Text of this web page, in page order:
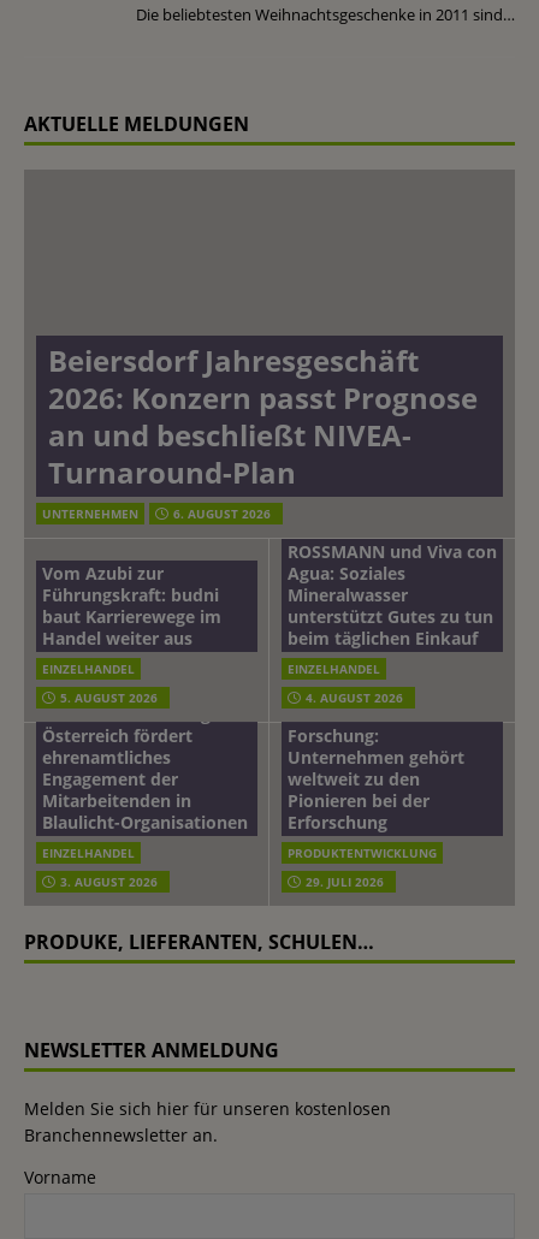
Die beliebtesten Weihnachtsgeschenke in 2011 sind…
AKTUELLE MELDUNGEN
Beiersdorf Jahresgeschäft
2026: Konzern passt Prognose
an und beschließt NIVEA-
Turnaround-Plan
UNTERNEHMEN 6. AUGUST 2026
Vom Azubi zur
Führungskraft: budni
baut Karrierewege im
Handel weiter aus
EINZELHANDEL
5. AUGUST 2026
ROSSMANN und Viva con
Agua: Soziales
Mineralwasser
unterstützt Gutes zu tun
beim täglichen Einkauf
EINZELHANDEL
4. AUGUST 2026
mehr vom leben tag: dm
Österreich fördert
ehrenamtliches
Engagement der
Mitarbeitenden in
Blaulicht-Organisationen
EINZELHANDEL
3. AUGUST 2026
Beiersdorf
Hautmikrobiom-
Forschung:
Unternehmen gehört
weltweit zu den
Pionieren bei der
Erforschung
PRODUKTENTWICKLUNG
29. JULI 2026
PRODUKE, LIEFERANTEN, SCHULEN…
NEWSLETTER ANMELDUNG
Melden Sie sich hier für unseren kostenlosen
Branchennewsletter an.
Vorname